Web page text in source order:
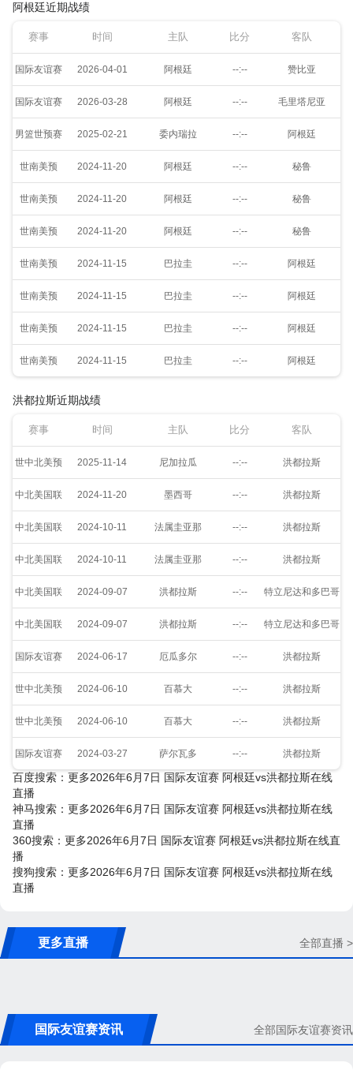
阿根廷近期战绩
赛事 时间 主队 比分 客队
国际友谊赛 2026-04-01 阿根廷 --:-- 赞比亚
国际友谊赛 2026-03-28 阿根廷 --:-- 毛里塔尼亚
男篮世预赛 2025-02-21 委内瑞拉 --:-- 阿根廷
世南美预 2024-11-20 阿根廷 --:-- 秘鲁
世南美预 2024-11-20 阿根廷 --:-- 秘鲁
世南美预 2024-11-20 阿根廷 --:-- 秘鲁
世南美预 2024-11-15 巴拉圭 --:-- 阿根廷
世南美预 2024-11-15 巴拉圭 --:-- 阿根廷
世南美预 2024-11-15 巴拉圭 --:-- 阿根廷
世南美预 2024-11-15 巴拉圭 --:-- 阿根廷
洪都拉斯近期战绩
赛事 时间 主队 比分 客队
世中北美预 2025-11-14 尼加拉瓜 --:-- 洪都拉斯
中北美国联 2024-11-20 墨西哥 --:-- 洪都拉斯
中北美国联 2024-10-11 法属圭亚那 --:-- 洪都拉斯
中北美国联 2024-10-11 法属圭亚那 --:-- 洪都拉斯
中北美国联 2024-09-07 洪都拉斯 --:-- 特立尼达和多巴哥
中北美国联 2024-09-07 洪都拉斯 --:-- 特立尼达和多巴哥
国际友谊赛 2024-06-17 厄瓜多尔 --:-- 洪都拉斯
世中北美预 2024-06-10 百慕大 --:-- 洪都拉斯
世中北美预 2024-06-10 百慕大 --:-- 洪都拉斯
国际友谊赛 2024-03-27 萨尔瓦多 --:-- 洪都拉斯
百度搜索：更多2026年6月7日 国际友谊赛 阿根廷vs洪都拉斯在线
直播
神马搜索：更多2026年6月7日 国际友谊赛 阿根廷vs洪都拉斯在线
直播
360搜索：更多2026年6月7日 国际友谊赛 阿根廷vs洪都拉斯在线直
播
搜狗搜索：更多2026年6月7日 国际友谊赛 阿根廷vs洪都拉斯在线
直播
更多直播 全部直播 >
国际友谊赛资讯 全部国际友谊赛资讯